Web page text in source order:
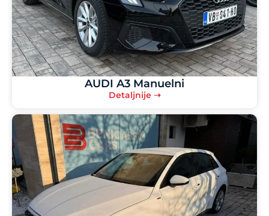
AUDI A3 Manuelni
Detaljnije ➝